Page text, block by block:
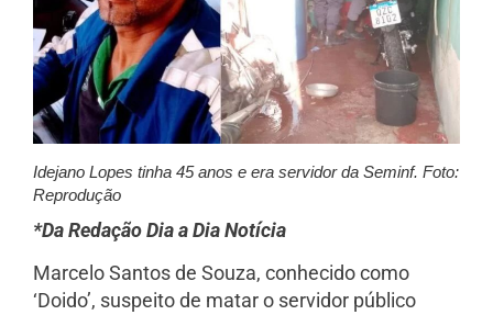
Idejano Lopes tinha 45 anos e era servidor da Seminf. Foto:
Reprodução
*Da Redação Dia a Dia Notícia
Marcelo Santos de Souza, conhecido como
‘Doido’, suspeito de matar o servidor público